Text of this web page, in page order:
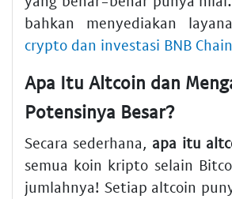
bahkan menyediakan
crypto dan investasi BNB
Apa Itu Altcoin dan
Potensinya Besar?
Secara sederhana, apa itu
semua koin kripto selain
jumlahnya! Setiap altcoin